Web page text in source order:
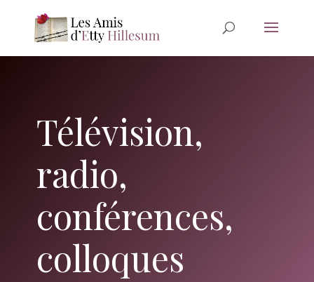
Télévision,
radio,
conférences,
colloques